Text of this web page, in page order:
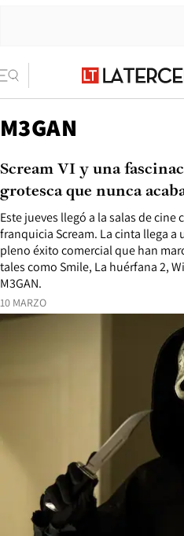
M3GAN
10 MARZO
Este jueves llegó a la salas de
franquicia Scream. La cinta llega
pleno éxito comercial que han
tales como Smile, La huérfana 2,
M3GAN.
Scream VI y una
grotesca que nunca